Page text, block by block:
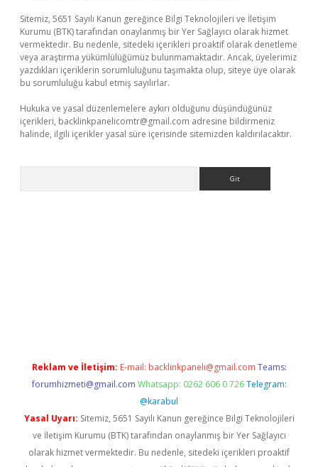
Sitemiz, 5651 Sayılı Kanun gereğince Bilgi Teknolojileri ve İletişim
Kurumu (BTK) tarafından onaylanmış bir Yer Sağlayıcı olarak hizmet
vermektedir. Bu nedenle, sitedeki içerikleri proaktif olarak denetleme
veya araştırma yükümlülüğümüz bulunmamaktadır. Ancak, üyelerimiz
yazdıkları içeriklerin sorumluluğunu taşımakta olup, siteye üye olarak
bu sorumluluğu kabul etmiş sayılırlar.
Hukuka ve yasal düzenlemelere aykırı olduğunu düşündüğünüz
içerikleri, backlinkpanelicomtr@gmail.com adresine bildirmeniz
halinde, ilgili içerikler yasal süre içerisinde sitemizden kaldırılacaktır.
Reklam ve İletişim: E-mail: backlinkpaneli@gmail.com Teams:
forumhizmeti@gmail.com Whatsapp: 0262 606 0 726 Telegram:
@karabul
Yasal Uyarı: Sitemiz, 5651 Sayılı Kanun gereğince Bilgi Teknolojileri
ve İletişim Kurumu (BTK) tarafından onaylanmış bir Yer Sağlayıcı
olarak hizmet vermektedir. Bu nedenle, sitedeki içerikleri proaktif